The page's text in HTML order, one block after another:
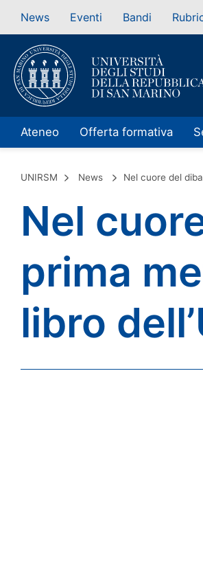
News Eventi Bandi
Ateneo Offerta formativa
UNIRSM News Nel cuore del
Nel
prima
libro